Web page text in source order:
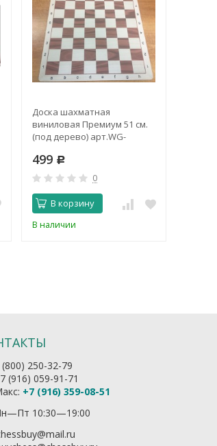
Доска шахматная
виниловая Премиум 51 см.
(под дерево) арт.WG-
499 Р
0
В корзину
В наличии
250-32-79
(916) 059-91-71
+7 (916) 359-08-51
10:30—19:00